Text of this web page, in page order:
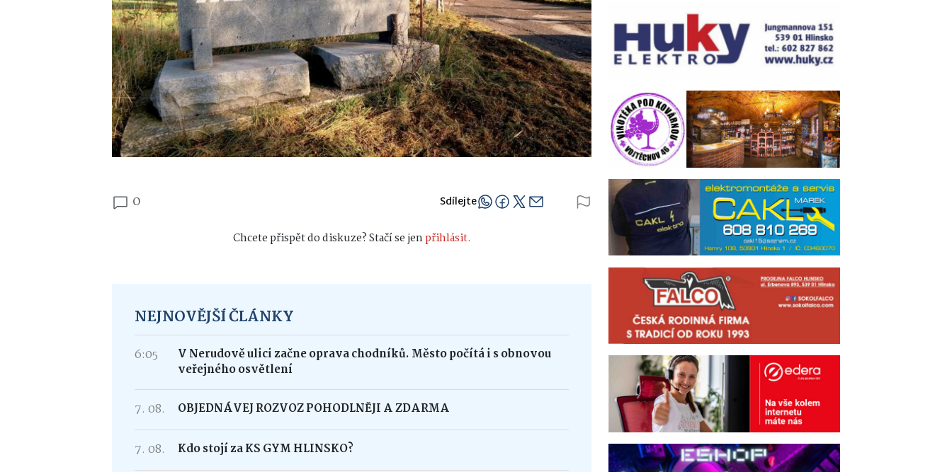
0 Sdílejte
Chcete přispět do diskuze? Stačí se jenpřihlásit.
NEJNOVĚJŠÍ ČLÁNKY
6:05
V Nerudově ulici začne oprava chodníků. Město počítá i s obnovou
veřejného osvětlení
7. 08. OBJEDNÁVEJ ROZVOZ POHODLNĚJI A ZDARMA
7. 08. Kdo stojí za KS GYM HLINSKO?